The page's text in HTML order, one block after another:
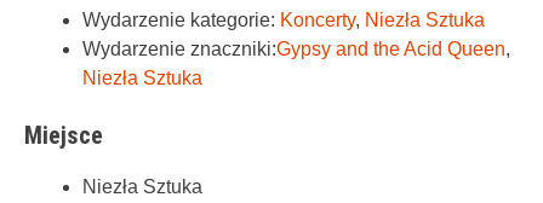
Wydarzenie kategorie: Koncerty, Niezła Sztuka
Wydarzenie znaczniki:Gypsy and the Acid Queen,
Niezła Sztuka
Miejsce
Niezła Sztuka